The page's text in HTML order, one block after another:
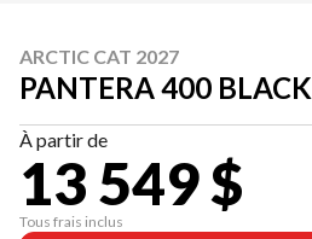
ARCTIC CAT 2027
PANTERA 400 BLACK
À partir de
13 549 $
Tous frais inclus